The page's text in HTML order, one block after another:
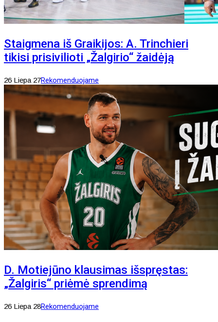
Staigmena iš Graikijos: A. Trinchieri
tikisi prisivilioti „Žalgirio“ žaidėją
26 Liepa 27Rekomenduojame
D. Motiejūno klausimas išspręstas:
„Žalgiris“ priėmė sprendimą
26 Liepa 28Rekomenduojame